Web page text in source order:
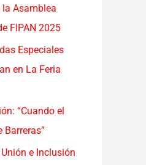
la Asamblea
FIPAN 2025
Especiales
en La Feria
“Cuando el
Barreras”
e Inclusión